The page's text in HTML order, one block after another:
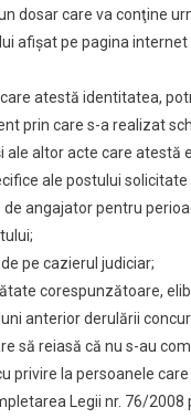
dosar care va conţine
afișat pe pagina
atestă identitatea,
prin care s-a realizat
altor acte care atestă
ale postului
angajator pentru
pe cazierul judiciar;
corespunzătoare,
anterior derulării
să reiasă că nu s-au
privire la persoanele
Legii nr. 76/